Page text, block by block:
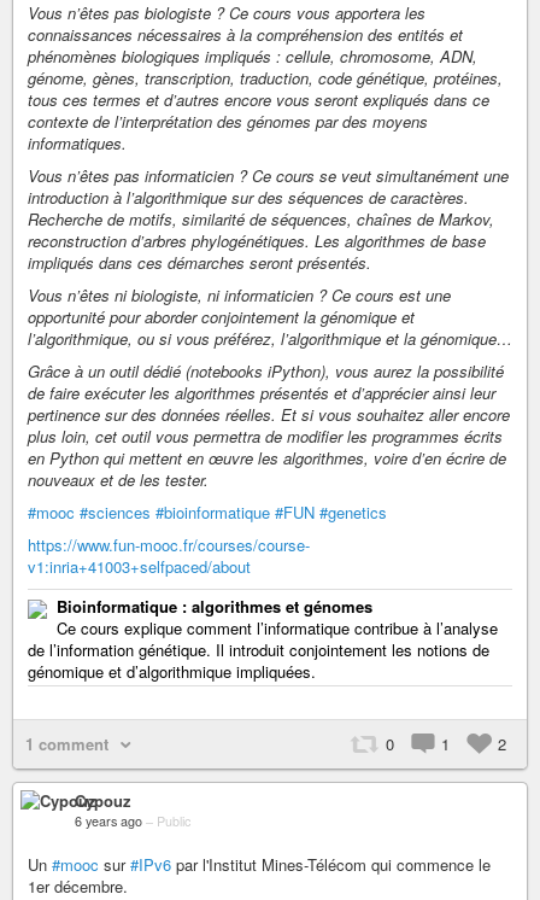
Vous n’êtes pas biologiste ? Ce cours vous apportera les
connaissances nécessaires à la compréhension des entités et
phénomènes biologiques impliqués : cellule, chromosome, ADN,
génome, gènes, transcription, traduction, code génétique, protéines,
tous ces termes et d’autres encore vous seront expliqués dans ce
contexte de l’interprétation des génomes par des moyens
informatiques.
Vous n’êtes pas informaticien ? Ce cours se veut simultanément une
introduction à l’algorithmique sur des séquences de caractères.
Recherche de motifs, similarité de séquences, chaînes de Markov,
reconstruction d’arbres phylogénétiques. Les algorithmes de base
impliqués dans ces démarches seront présentés.
Vous n’êtes ni biologiste, ni informaticien ? Ce cours est une
opportunité pour aborder conjointement la génomique et
l’algorithmique, ou si vous préférez, l’algorithmique et la génomique…
Grâce à un outil dédié (notebooks iPython), vous aurez la possibilité
de faire exécuter les algorithmes présentés et d’apprécier ainsi leur
pertinence sur des données réelles. Et si vous souhaitez aller encore
plus loin, cet outil vous permettra de modifier les programmes écrits
en Python qui mettent en œuvre les algorithmes, voire d’en écrire de
nouveaux et de les tester.
#mooc #sciences #bioinformatique #FUN #genetics
https://www.fun-mooc.fr/courses/course-
v1:inria+41003+selfpaced/about
Bioinformatique : algorithmes et génomes
Ce cours explique comment l’informatique contribue à l’analyse
de l’information génétique. Il introduit conjointement les notions de
génomique et d’algorithmique impliquées.
1 comment 0 1 2
Cypouz
6 years ago – Public
Un #mooc sur#IPv6 par l'Institut Mines-Télécom qui commence le
1er décembre.